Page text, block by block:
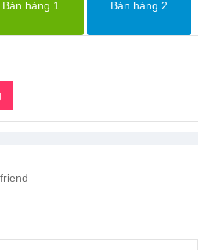
Bán hàng 1 Bán hàng 2